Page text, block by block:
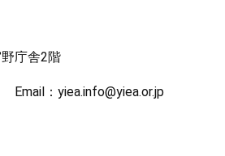
庁舎2階
：yiea.info@yiea.or.jp